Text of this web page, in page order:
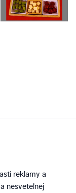
reklamy a
nesvetelnej